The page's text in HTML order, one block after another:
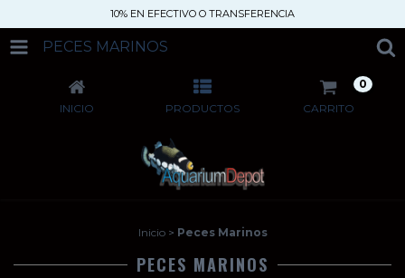
10% EN EFECTIVO O TRANSFERENCIA
PECES MARINOS
INICIO PRODUCTOS CARRITO
0
Inicio > Peces Marinos
PECES MARINOS